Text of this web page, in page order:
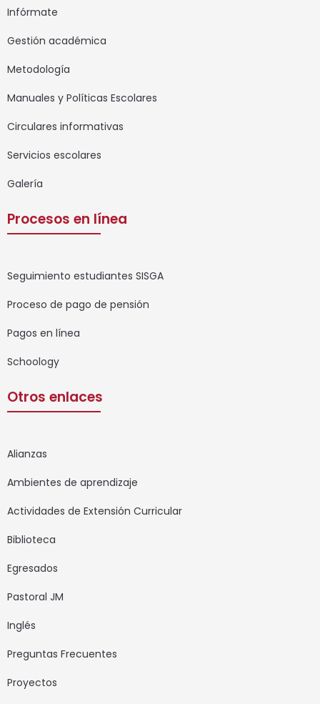
Infórmate
Gestión académica
Metodología
Manuales y Políticas Escolares
Circulares informativas
Servicios escolares
Galería
Procesos en línea
Seguimiento estudiantes SISGA
Proceso de pago de pensión
Pagos en línea
Schoology
Otros enlaces
Alianzas
Ambientes de aprendizaje
Actividades de Extensión Curricular
Biblioteca
Egresados
Pastoral JM
Inglés
Preguntas Frecuentes
Proyectos